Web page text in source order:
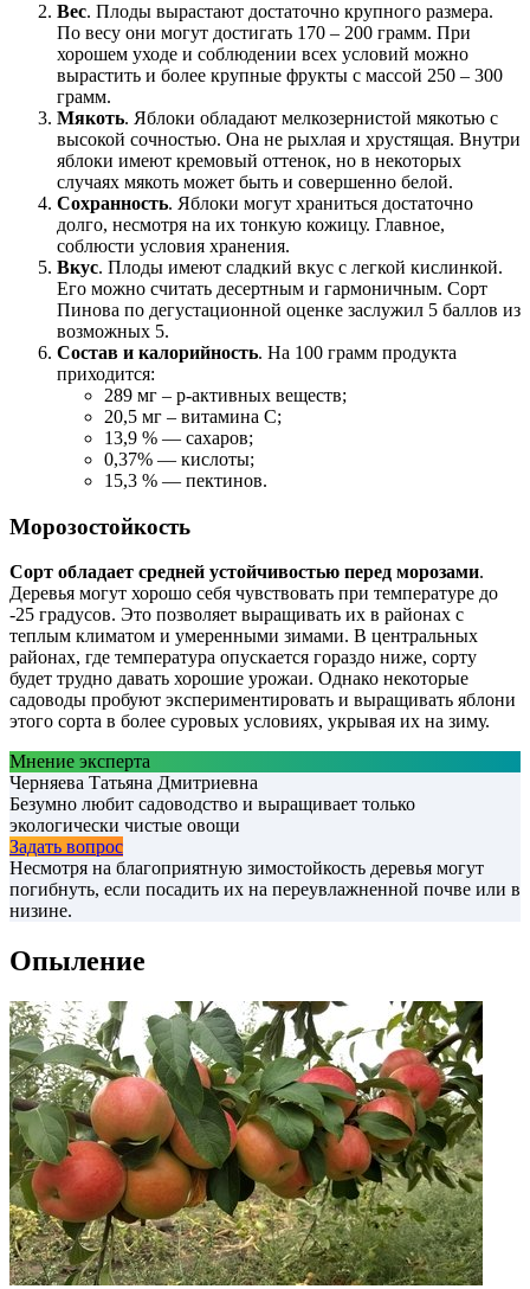
Вес. Плоды вырастают достаточно крупного размера.
По весу они могут достигать 170 – 200 грамм. При
хорошем уходе и соблюдении всех условий можно
вырастить и более крупные фрукты с массой 250 – 300
грамм.
Мякоть. Яблоки обладают мелкозернистой мякотью с
высокой сочностью. Она не рыхлая и хрустящая. Внутри
яблоки имеют кремовый оттенок, но в некоторых
случаях мякоть может быть и совершенно белой.
Сохранность. Яблоки могут храниться достаточно
долго, несмотря на их тонкую кожицу. Главное,
соблюсти условия хранения.
Вкус. Плоды имеют сладкий вкус с легкой кислинкой.
Его можно считать десертным и гармоничным. Сорт
Пинова по дегустационной оценке заслужил 5 баллов из
возможных 5.
Состав и калорийность. На 100 грамм продукта
приходится:
289 мг – р-активных веществ;
20,5 мг – витамина С;
13,9 % — сахаров;
0,37% — кислоты;
15,3 % — пектинов.
Морозостойкость
Сорт обладает средней устойчивостью перед морозами.
Деревья могут хорошо себя чувствовать при температуре до
-25 градусов. Это позволяет выращивать их в районах с
теплым климатом и умеренными зимами. В центральных
районах, где температура опускается гораздо ниже, сорту
будет трудно давать хорошие урожаи. Однако некоторые
садоводы пробуют экспериментировать и выращивать яблони
этого сорта в более суровых условиях, укрывая их на зиму.
Мнение эксперта
Черняева Татьяна Дмитриевна
Безумно любит садоводство и выращивает только
экологически чистые овощи
Задать вопрос
Несмотря на благоприятную зимостойкость деревья могут
погибнуть, если посадить их на переувлажненной почве или в
низине.
Опыление